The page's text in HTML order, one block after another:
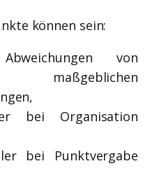
können sein:
von
bei Organisation
bei Punktvergabe